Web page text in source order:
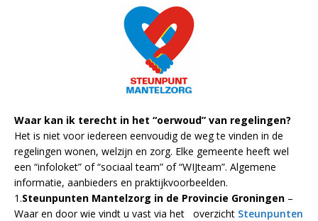
Waar kan ik terecht in het “oerwoud” van regelingen?
Het is niet voor iedereen eenvoudig de weg te vinden in de
regelingen wonen, welzijn en zorg. Elke gemeente heeft wel
een “infoloket” of “sociaal team” of “WIJteam”. Algemene
informatie, aanbieders en praktijkvoorbeelden.
1.Steunpunten Mantelzorg in de Provincie Groningen –
Waar en door wie vindt u vast via het overzicht Steunpunten